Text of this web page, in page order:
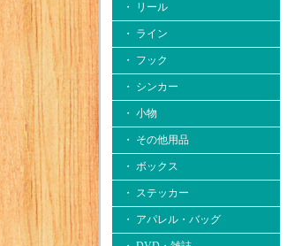
・ リール
・ ライン
・ フック
・ シンカー
・ 小物
・ その他用品
・ ボックス
・ ステッカー
・ アパレル・バッグ